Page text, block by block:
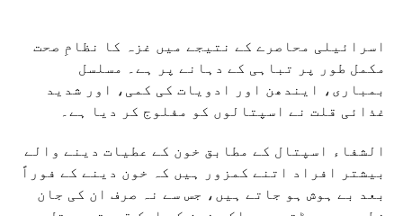
اسرائیلی محاصرے کے نتیجے میں غزہ کا نظامِ صحت
مکمل طور پر تباہی کے دہانے پر ہے۔ مسلسل
بمباری، ایندھن اور ادویات کی کمی، اور شدید
غذائی قلت نے اسپتالوں کو مفلوج کر دیا ہے۔
الشفاء اسپتال کے مطابق خون کے عطیات دینے والے
بیشتر افراد اتنے کمزور ہیں کہ خون دینے کے فوراً
بعد بے ہوش ہو جاتے ہیں، جس سے نہ صرف ان کی جان